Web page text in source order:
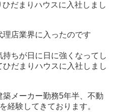
だまりハウスに入社しまし
店業界に入ったのです
ちが日に日に強くなってし
だまりハウスに入社しまし
メーカー勤務5年半、不動
経験してきております。